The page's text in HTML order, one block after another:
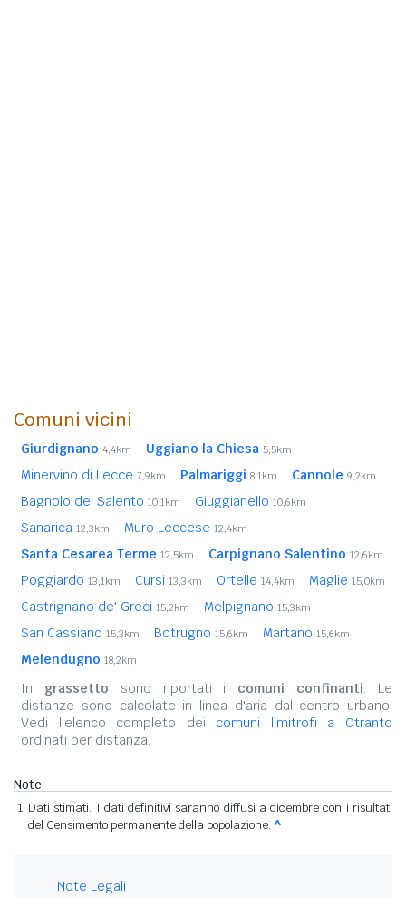
Comuni vicini
Giurdignano 4,4km Uggiano la Chiesa 5,5km
Minervino di Lecce 7,9km Palmariggi 8,1km Cannole 9,2km
Bagnolo del Salento 10,1km Giuggianello 10,6km
Sanarica 12,3km Muro Leccese 12,4km
Santa Cesarea Terme 12,5km Carpignano Salentino 12,6km
Poggiardo 13,1km Cursi 13,3km Ortelle 14,4km Maglie 15,0km
Castrignano de' Greci 15,2km Melpignano 15,3km
San Cassiano 15,3km Botrugno 15,6km Martano 15,6km
Melendugno 18,2km
In grassetto sono riportati i comuni confinanti. Le
distanze sono calcolate in linea d'aria dal centro urbano.
Vedi l'elenco completo dei comuni limitrofi a Otranto
ordinati per distanza.
Note
Dati stimati. I dati definitivi saranno diffusi a dicembre con i risultati
del Censimento permanente della popolazione. ^
Note Legali